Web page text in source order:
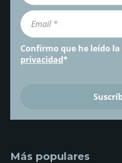
Confirmo que he leído la
privacidad*
Más populares